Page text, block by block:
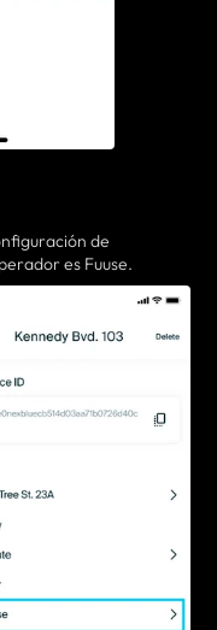
de
es Fuuse.